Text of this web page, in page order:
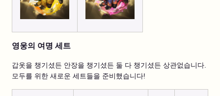
영웅의 여명 세트
갑옷을 챙기셨든 안장을 챙기셨든 둘 다 챙기셨든 상관없습니다.
모두를 위한 새로운 세트들을 준비했습니다!